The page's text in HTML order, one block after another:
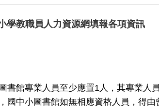
學教職員人力資源網填報各項資訊
館專業人員至少應置1人，其專業人
中小圖書館如無相應資格人員，得